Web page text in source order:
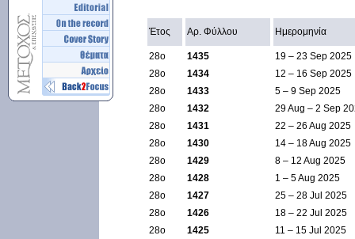
Έτος Αρ. Φύλλου Ημερομηνία
28ο 1435
19 – 23 Sep 2025
28ο
1434
12 – 16 Sep 2025
28ο
1433
5 – 9 Sep 2025
28ο
1432
29 Aug – 2 Sep
28ο
1431
22 – 26 Aug 2025
28ο
1430
14 – 18 Aug 2025
28ο
1429
8 – 12 Aug 2025
28ο
1428
1 – 5 Aug 2025
28ο
1427
25 – 28 Jul 2025
28ο
1426
18 – 22 Jul 2025
28ο
1425
11 – 15 Jul 2025